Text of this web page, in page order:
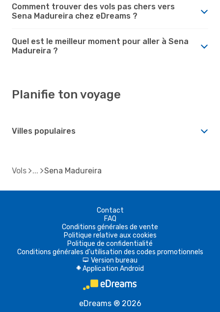
Comment trouver des vols pas chers vers
Sena Madureira chez eDreams ?
Quel est le meilleur moment pour aller à Sena
Madureira ?
Planifie ton voyage
Villes populaires
Vols Sena Madureira
Contact
FAQ
Conditions générales de vente
Politique relative aux cookies
Politique de confidentialité
Conditions générales d'utilisation des codes promotionnels
d Version bureau
A Application Android
eDreams ® 2026